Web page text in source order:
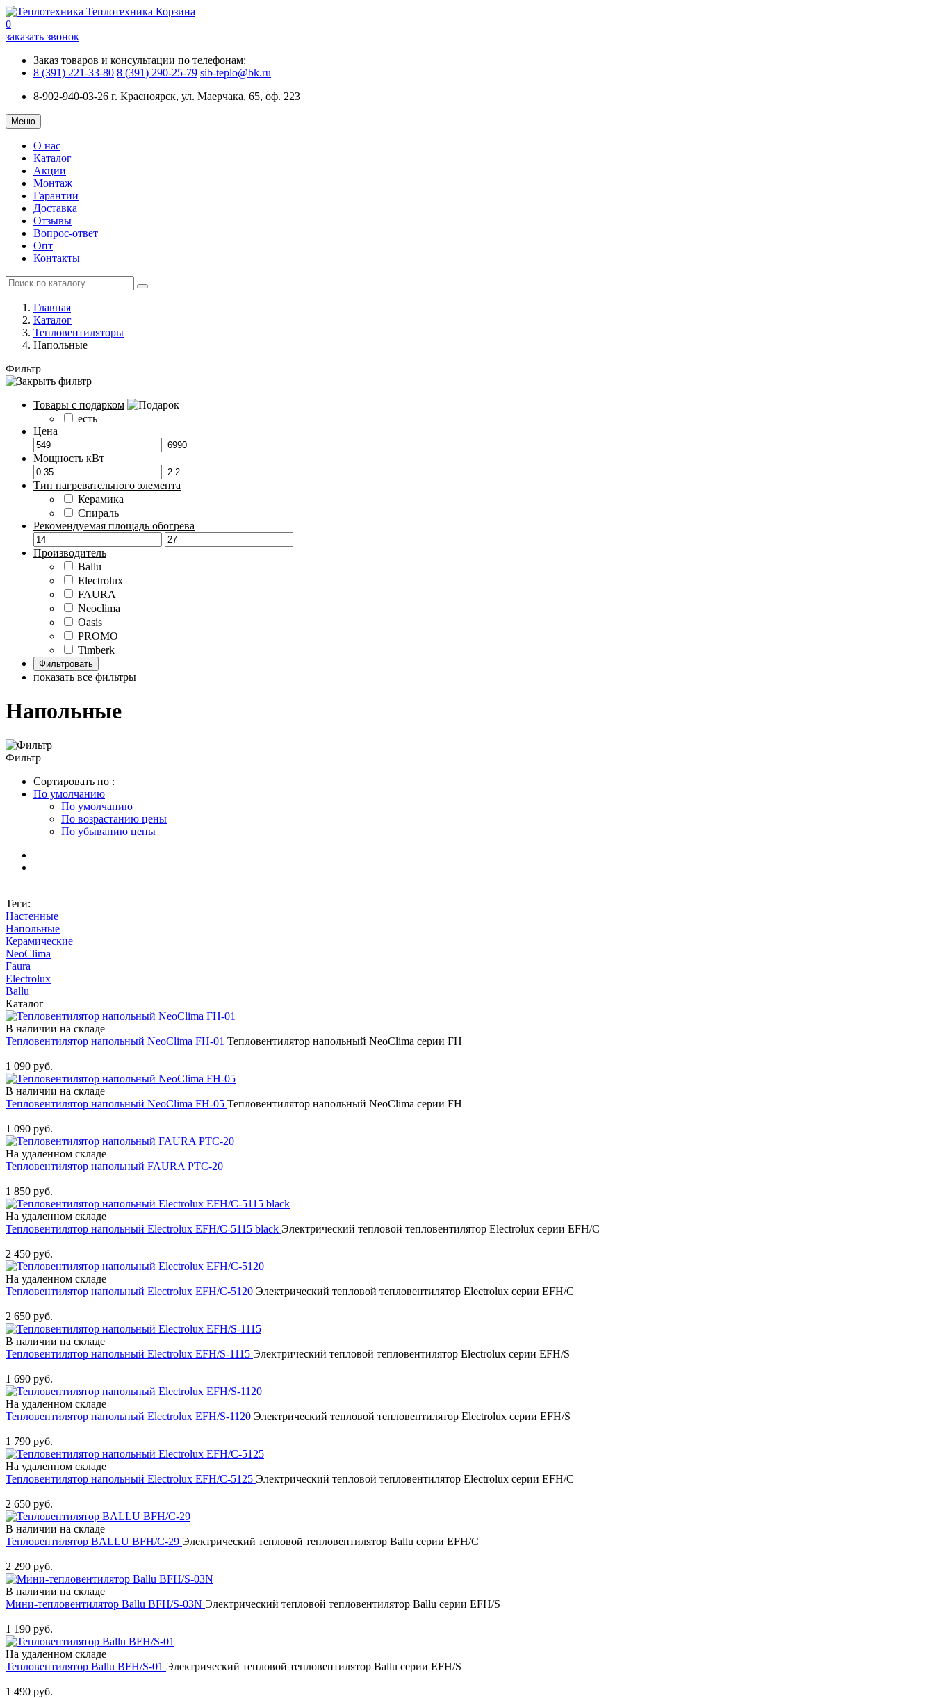
Теплотехника Корзина
0
заказать звонок
Заказ товаров и консультации по телефонам:
8 (391) 221-33-80 8 (391) 290-25-79 sib-teplo@bk.ru
8-902-940-03-26 г. Красноярск, ул. Маерчака, 65, оф. 223
Меню
О нас
Каталог
Акции
Монтаж
Гарантии
Доставка
Отзывы
Вопрос-ответ
Опт
Контакты
Главная
Каталог
Тепловентиляторы
Напольные
Фильтр
Товары с подарком
есть
Цена
Мощность кВт
Тип нагревательного элемента
Керамика
Спираль
Рекомендуемая площадь обогрева
Производитель
Ballu
Electrolux
FAURA
Neoclima
Oasis
PROMO
Timberk
показать все фильтры
Напольные
Фильтр
Сортировать по :
По умолчанию
По умолчанию
По возрастанию цены
По убыванию цены
Теги:
Настенные
Напольные
Керамические
NeoClima
Faura
Electrolux
Ballu
Каталог
В наличии на складе
Тепловентилятор напольный NeoClima FH-01 Тепловентилятор напольный NeoClima серии FH
1 090 руб.
В наличии на складе
Тепловентилятор напольный NeoClima FH-05 Тепловентилятор напольный NeoClima серии FH
1 090 руб.
На удаленном складе
Тепловентилятор напольный FAURA PTC-20
1 850 руб.
На удаленном складе
Тепловентилятор напольный Electrolux EFH/C-5115 black Электрический тепловой тепловентилятор Electrolux серии EFH/С
2 450 руб.
На удаленном складе
Тепловентилятор напольный Electrolux EFH/C-5120 Электрический тепловой тепловентилятор Electrolux серии EFH/С
2 650 руб.
В наличии на складе
Тепловентилятор напольный Electrolux EFH/S-1115 Электрический тепловой тепловентилятор Electrolux серии EFH/S
1 690 руб.
На удаленном складе
Тепловентилятор напольный Electrolux EFH/S-1120 Электрический тепловой тепловентилятор Electrolux серии EFH/S
1 790 руб.
На удаленном складе
Тепловентилятор напольный Electrolux EFH/C-5125 Электрический тепловой тепловентилятор Electrolux серии EFH/C
2 650 руб.
В наличии на складе
Тепловентилятор BALLU BFH/С-29 Электрический тепловой тепловентилятор Ballu серии EFH/C
2 290 руб.
В наличии на складе
Мини-тепловентилятор Ballu BFH/S-03N Электрический тепловой тепловентилятор Ballu серии EFH/S
1 190 руб.
На удаленном складе
Тепловентилятор Ballu BFH/S-01 Электрический тепловой тепловентилятор Ballu серии EFH/S
1 490 руб.